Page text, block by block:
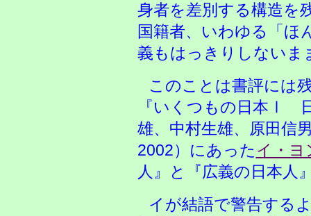
身者を差別する構造を
国籍者、いわゆる「ほ
義もはっきりしないま
このことは書評には
『いくつもの日本Ⅰ
雄、中村生雄、原田信
2002）にあった イ・ヨ
人』と『広義の日本人
イが結語で警告する